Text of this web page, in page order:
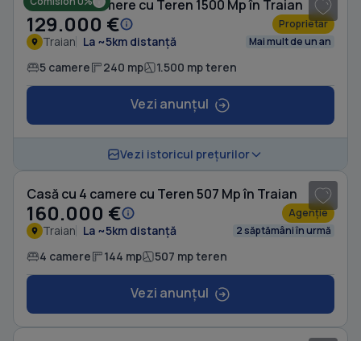
Casă cu 5 camere cu Teren 1500 Mp în Traian
129.000 € Proprietar
Traian La ~5km distanță Mai mult de un an
5 camere 240 mp 1.500 mp teren
Vezi anunțul
Vezi istoricul prețurilor
Casă cu 4 camere cu Teren 507 Mp în Traian
160.000 € Agenție
Traian La ~5km distanță 2 săptămâni în urmă
4 camere 144 mp 507 mp teren
Vezi anunțul